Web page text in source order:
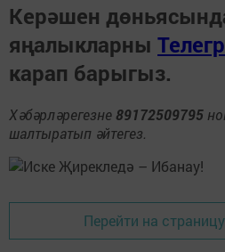
Керәшен
яңалыкларны
карап барыгыз.
Хәбәрләрегезне 89172509795
шалтыратып әйтегез.
Перейти на